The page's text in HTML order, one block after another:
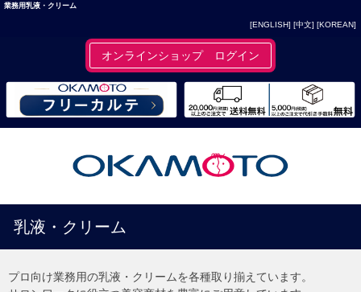
業務用乳液・クリーム
[ENGLISH] [中文] [KOREAN]
オンラインショップ ログイン
乳液・クリーム
プロ向け業務用の乳液・クリームを各種取り揃えています。